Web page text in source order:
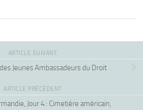
ARTICLE SUIVANT
Jeunes Ambassadeurs du Droit
ARTICLE PRÉCÉDENT
Jour 4 : Cimetière américain,